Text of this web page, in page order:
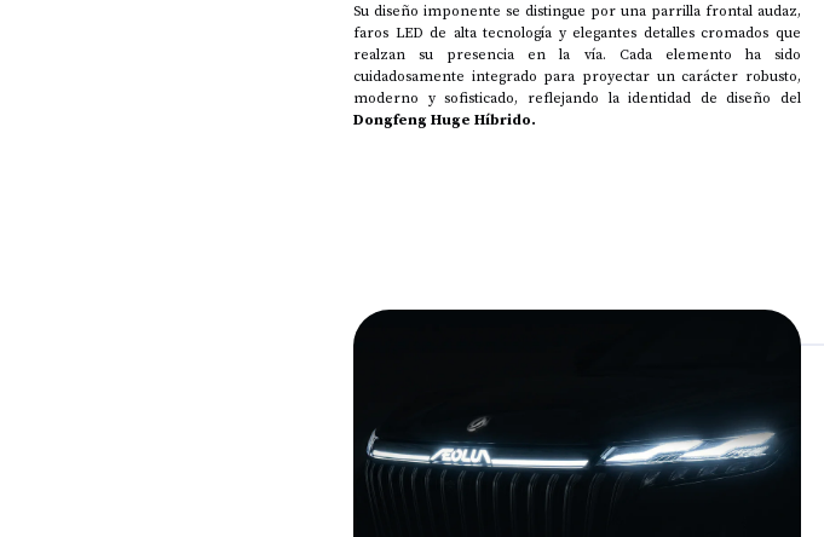
Su diseño imponente se distingue por una parrilla frontal audaz,
faros LED de alta tecnología y elegantes detalles cromados que
realzan su presencia en la vía. Cada elemento ha sido
cuidadosamente integrado para proyectar un carácter robusto,
moderno y sofisticado, reflejando la identidad de diseño del
Dongfeng Huge Híbrido.